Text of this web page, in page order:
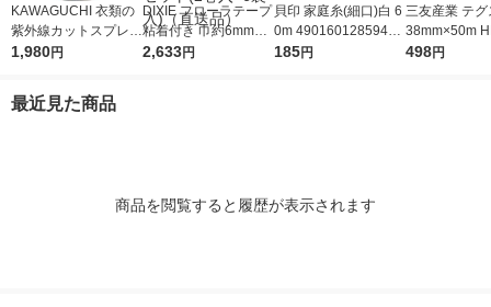
KAWAGUCHI 衣類の
紫外線カットスプレー
420ml 10-191 1個
1,980円
DIXIE フローラテープ
粘着付き 巾約6mm×2
7m巻 Nライトグリー
2,633円
貝印 家庭糸(細口)白 6
0m 4901601285949
1個
185円
三友産業 テグ
38mm×50m
1個
498円
最近見た商品
商品を閲覧すると履歴が表示されます